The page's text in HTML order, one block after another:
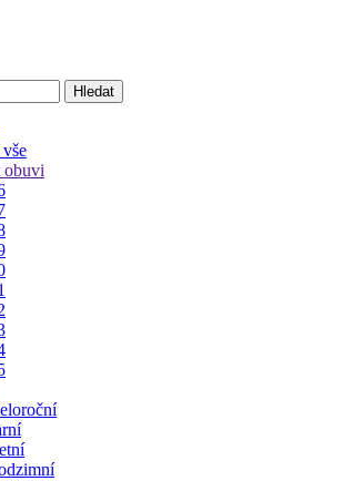
Hledat
obuvi